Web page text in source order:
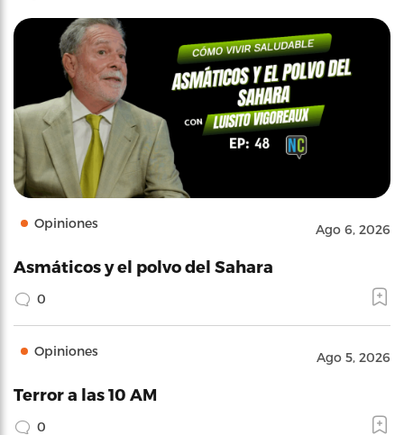
Opiniones Ago 6, 2026
Asmáticos y el polvo del Sahara
0
Opiniones Ago 5, 2026
Terror a las 10 AM
0